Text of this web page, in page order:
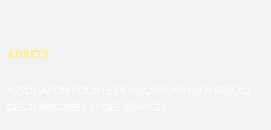
ADRETS